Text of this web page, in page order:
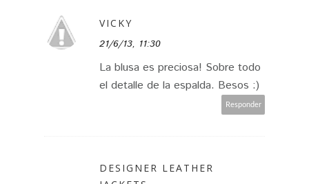
VICKY
21/6/13, 11:30
La blusa es preciosa! Sobre todo
el detalle de la espalda. Besos :)
Responder
DESIGNER LEATHER